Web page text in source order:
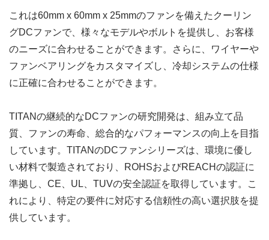
これは60mm x 60mm x 25mmのファンを備えたクーリン
グDCファンで、様々なモデルやボルトを提供し、お客様
のニーズに合わせることができます。さらに、ワイヤーや
ファンベアリングをカスタマイズし、冷却システムの仕様
に正確に合わせることができます。
TITANの継続的なDCファンの研究開発は、組み立て品
質、ファンの寿命、総合的なパフォーマンスの向上を目指
しています。TITANのDCファンシリーズは、環境に優し
い材料で製造されており、ROHSおよびREACHの認証に
準拠し、CE、UL、TUVの安全認証を取得しています。こ
れにより、特定の要件に対応する信頼性の高い選択肢を提
供しています。